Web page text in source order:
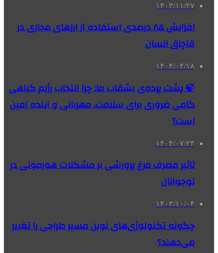
۱۴۰۳/۱۱/۲۷
افزایش ۸۵ درصدی استفاده از ارزهای مجازی در
قاچاق انسان
۱۴۰۴/۰۴/۱۸
🍃 پشت پرده‌ی بشقاب ما: چرا انتخاب رژیم گیاهی
گامی ضروری برای سلامت، مهربانی و آینده زمین
است؟
۱۴۰۴/۰۷/۲۴
تاثیر مصرف مرغ پرورشی بر مشکلات هورمونی در
نوجوانان
۱۴۰۳/۱۰/۰۴
چگونه تکنولوژی‌های نوین مسیر طراحی را تغییر
می‌دهند؟